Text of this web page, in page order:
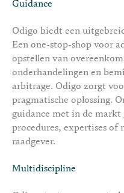
Guidance
Odigo biedt een
Een one-stop-shop voor
opstellen van
onderhandelingen en
arbitrage. Odigo zorgt
pragmatische oplossing.
guidance met in de
procedures, expertises of
raadgever.
Multidiscipline